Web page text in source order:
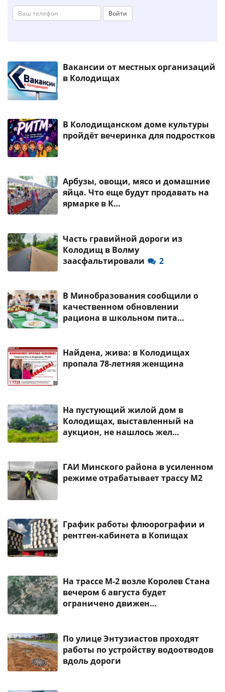
Войти
Вакансии от местных организаций
в Колодищах
В Колодищанском доме культуры
пройдёт вечеринка для подростков
Арбузы, овощи, мясо и домашние
яйца. Что еще будут продавать на
ярмарке в К…
Часть гравийной дороги из
Колодищ в Волму
заасфальтировали
2
В Минобразования сообщили о
качественном обновлении
рациона в школьном пита…
Найдена, жива: в Колодищах
пропала 78-летняя женщина
На пустующий жилой дом в
Колодищах, выставленный на
аукцион, не нашлось жел…
ГАИ Минского района в усиленном
режиме отрабатывает трассу М2
График работы флюорографии и
рентген-кабинета в Копищах
На трассе М-2 возле Королев Стана
вечером 6 августа будет
ограничено движен…
По улице Энтузиастов проходят
работы по устройству водоотводов
вдоль дороги